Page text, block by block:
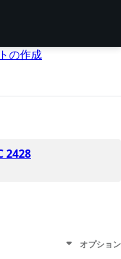
の作成
2428
オプション